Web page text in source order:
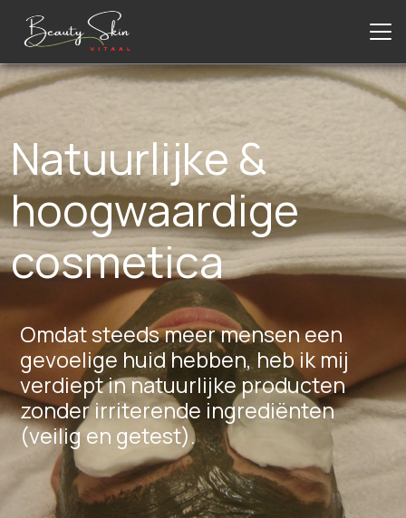
Natuurlijke &
hoogwaardige
cosmetica
Omdat steeds meer mensen een
gevoelige huid hebben, heb ik mij
verdiept in natuurlijke producten
zonder irriterende ingrediënten
(veilig en getest).